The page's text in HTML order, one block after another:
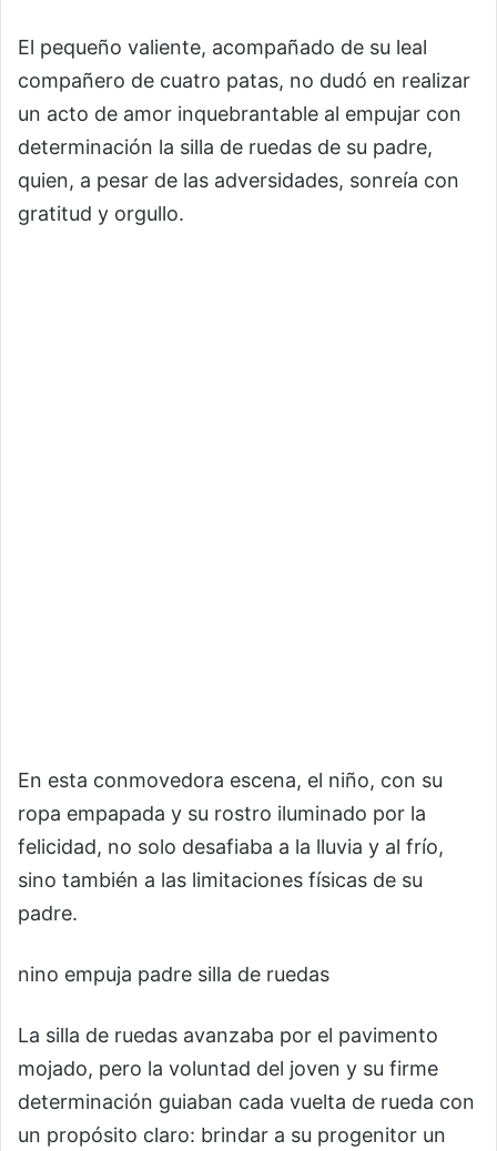
El pequeño valiente, acompañado de su leal
compañero de cuatro patas, no dudó en realizar
un acto de amor inquebrantable al empujar con
determinación la silla de ruedas de su padre,
quien, a pesar de las adversidades, sonreía con
gratitud y orgullo.
En esta conmovedora escena, el niño, con su
ropa empapada y su rostro iluminado por la
felicidad, no solo desafiaba a la lluvia y al frío,
sino también a las limitaciones físicas de su
padre.
nino empuja padre silla de ruedas
La silla de ruedas avanzaba por el pavimento
mojado, pero la voluntad del joven y su firme
determinación guiaban cada vuelta de rueda con
un propósito claro: brindar a su progenitor un